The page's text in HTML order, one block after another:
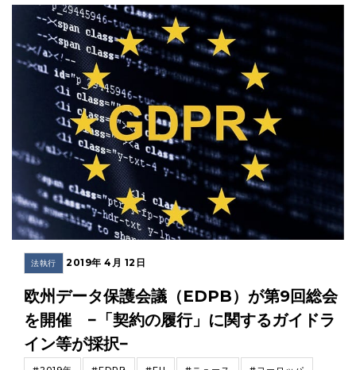
法執行 2019年 4月 12日
欧州データ保護会議（EDPB）が第9回総会
を開催 −「契約の履行」に関するガイドラ
イン等が採択−